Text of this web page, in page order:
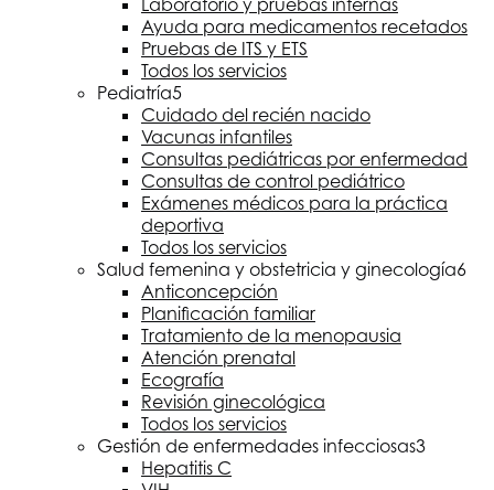
Laboratorio y pruebas internas
Ayuda para medicamentos recetados
Pruebas de ITS y ETS
Todos los servicios
Pediatría5
Cuidado del recién nacido
Vacunas infantiles
Consultas pediátricas por enfermedad
Consultas de control pediátrico
Exámenes médicos para la práctica
deportiva
Todos los servicios
Salud femenina y obstetricia y ginecología6
Anticoncepción
Planificación familiar
Tratamiento de la menopausia
Atención prenatal
Ecografía
Revisión ginecológica
Todos los servicios
Gestión de enfermedades infecciosas3
Hepatitis C